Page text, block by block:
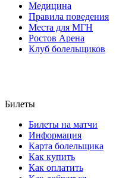
Медицина
Правила поведения
Места для МГН
Ростов Арена
Клуб болельщиков
Билеты
Билеты на матчи
Информация
Карта болельщика
Как купить
Как оплатить